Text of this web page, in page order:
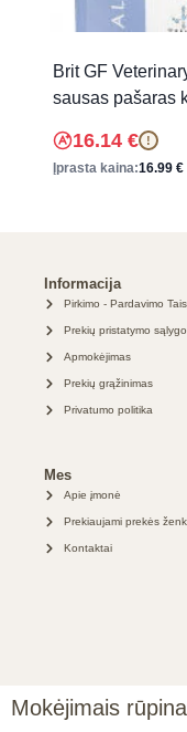
Brit GF
sausas pašaras
16.14 € !
Įprasta kaina:16.99 €
Informacija
Pirkimo - Pardavimo
Prekių pristatymo
Apmokėjimas
Prekių grąžinimas
Privatumo politika
Mes
Apie įmonė
Prekiaujami prekės
Kontaktai
Mokėjimais